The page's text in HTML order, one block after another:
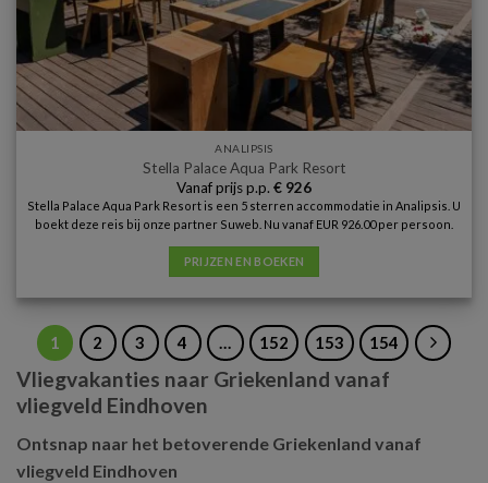
ANALIPSIS
Stella Palace Aqua Park Resort
Vanaf prijs p.p. € 926
Stella Palace Aqua Park Resort is een 5 sterren accommodatie in Analipsis. U
boekt deze reis bij onze partner Suweb. Nu vanaf EUR 926.00 per persoon.
PRIJZEN EN BOEKEN
1 2 3 4 152 153 154
Vliegvakanties naar Griekenland vanaf
vliegveld Eindhoven
Ontsnap naar het betoverende Griekenland vanaf
vliegveld Eindhoven